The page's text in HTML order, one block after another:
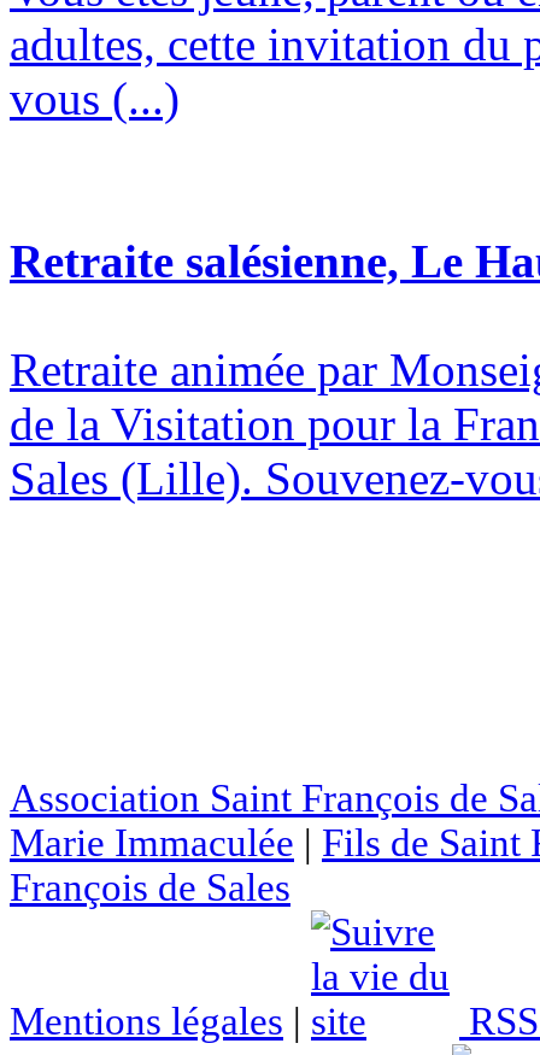
adultes, cette invitation du
vous (...)
Retraite salésienne, Le
Retraite animée par
de la Visitation pour la
Sales (Lille). Souvenez-
Association Saint François de
Marie Immaculée | Fils de Saint
François de Sales
Mentions légales |